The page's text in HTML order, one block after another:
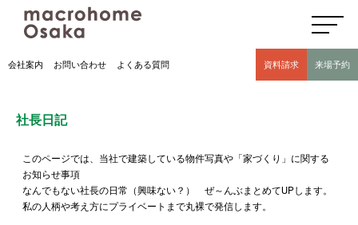
高気密高断熱住宅のマクロホーム大阪の社長日記(豊中市 モデルハウス有)
会社案内 お問い合わせ よくある質問 資料請求 来場予約
社長日記
このページでは、当社で建築している物件写真や「家づくり」に関する
お知らせ事項
なんでもない社長の日常（興味ない？） ぜ～んぶまとめてUPします。
私の人柄や考え方にプライベートまで丸裸で発信します。